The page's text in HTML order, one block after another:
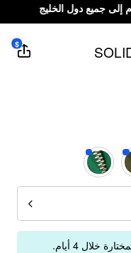
$
خلال 4 أيام.